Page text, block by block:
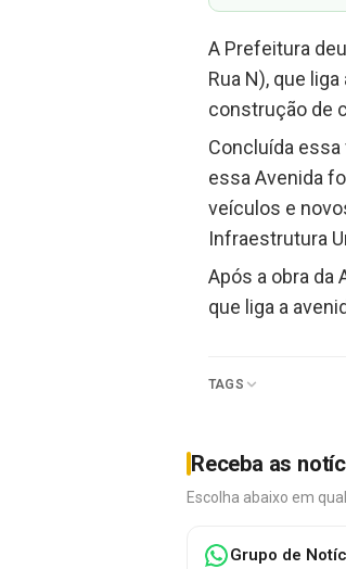
A Prefeitura
Rua N), que
construção de
Concluída
essa Avenida
veículos e
Infraestrutura
Após a obra da
que liga a
TAGS
Receba as
Escolha abaixo em
Grupo de